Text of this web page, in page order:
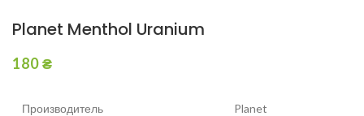
Planet Menthol Uranium
180₴
Производитель Planet